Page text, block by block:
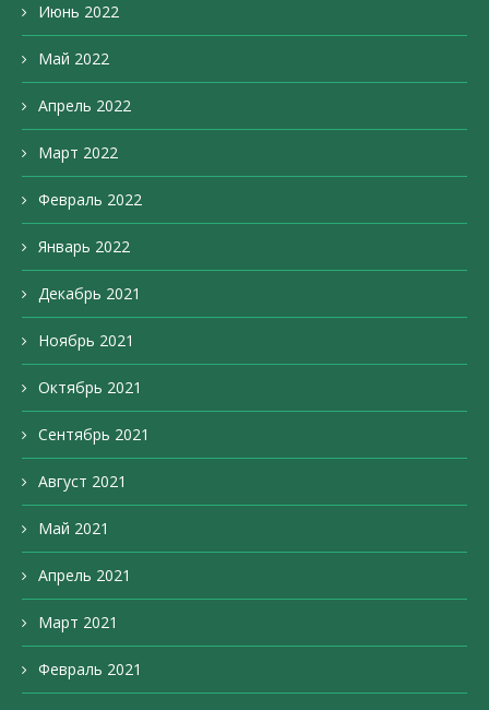
Июнь 2022
Май 2022
Апрель 2022
Март 2022
Февраль 2022
Январь 2022
Декабрь 2021
Ноябрь 2021
Октябрь 2021
Сентябрь 2021
Август 2021
Май 2021
Апрель 2021
Март 2021
Февраль 2021